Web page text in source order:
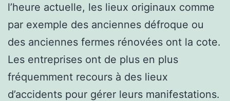
l’heure actuelle, les lieux originaux comme
par exemple des anciennes défroque ou
des anciennes fermes rénovées ont la cote.
Les entreprises ont de plus en plus
fréquemment recours à des lieux
d’accidents pour gérer leurs manifestations.